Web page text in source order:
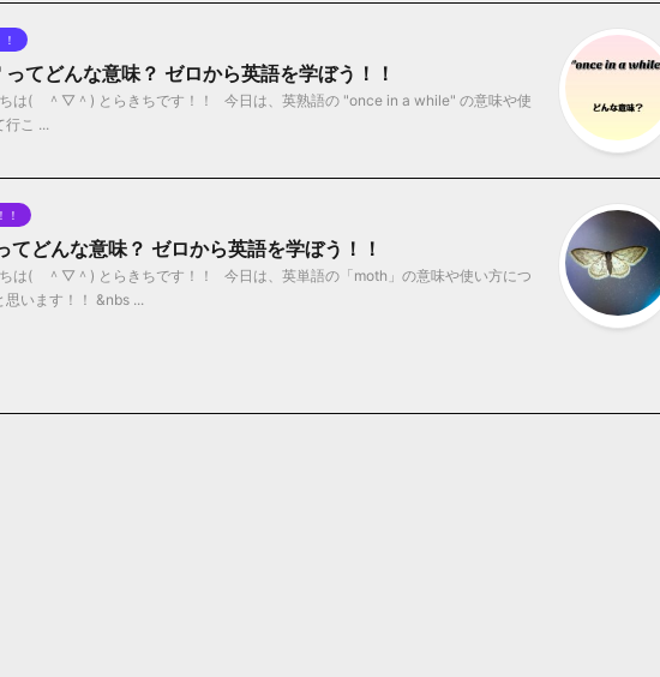
てどんな意味？ ゼロから英語を学ぼう！！
( ＾▽＾) とらきちです！！ 今日は、英熟語の "once in a while" の意味や使
行こ ...
！
どんな意味？ ゼロから英語を学ぼう！！
( ＾▽＾) とらきちです！！ 今日は、英単語の「moth」の意味や使い方につ
います！！ &nbs ...